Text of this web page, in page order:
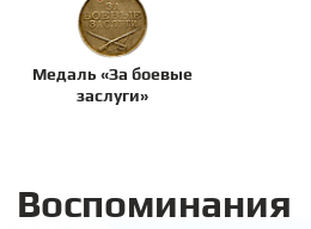
Медаль «За боевые
заслуги»
Воспоминания